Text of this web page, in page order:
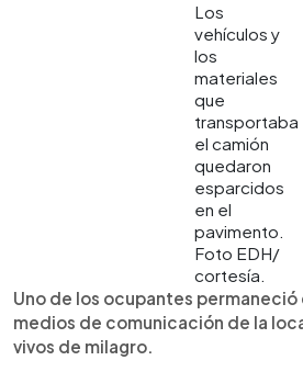
Los
vehículos y
los
materiales
que
transportaba
el camión
quedaron
esparcidos
en el
pavimento.
Foto EDH/
cortesía.
Uno de los ocupantes permaneció
medios de comunicación de la
vivos de milagro.